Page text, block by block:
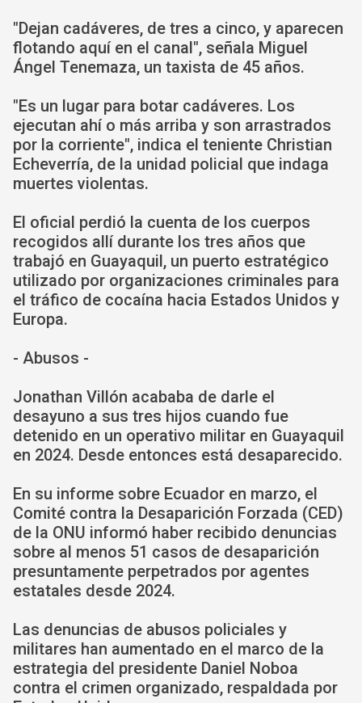
"Dejan cadáveres, de tres a cinco, y aparecen
flotando aquí en el canal", señala Miguel
Ángel Tenemaza, un taxista de 45 años.
"Es un lugar para botar cadáveres. Los
ejecutan ahí o más arriba y son arrastrados
por la corriente", indica el teniente Christian
Echeverría, de la unidad policial que indaga
muertes violentas.
El oficial perdió la cuenta de los cuerpos
recogidos allí durante los tres años que
trabajó en Guayaquil, un puerto estratégico
utilizado por organizaciones criminales para
el tráfico de cocaína hacia Estados Unidos y
Europa.
- Abusos -
Jonathan Villón acababa de darle el
desayuno a sus tres hijos cuando fue
detenido en un operativo militar en Guayaquil
en 2024. Desde entonces está desaparecido.
En su informe sobre Ecuador en marzo, el
Comité contra la Desaparición Forzada (CED)
de la ONU informó haber recibido denuncias
sobre al menos 51 casos de desaparición
presuntamente perpetrados por agentes
estatales desde 2024.
Las denuncias de abusos policiales y
militares han aumentado en el marco de la
estrategia del presidente Daniel Noboa
contra el crimen organizado, respaldada por